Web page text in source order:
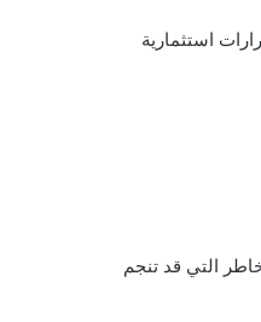
استثمارية
التي قد تنجم